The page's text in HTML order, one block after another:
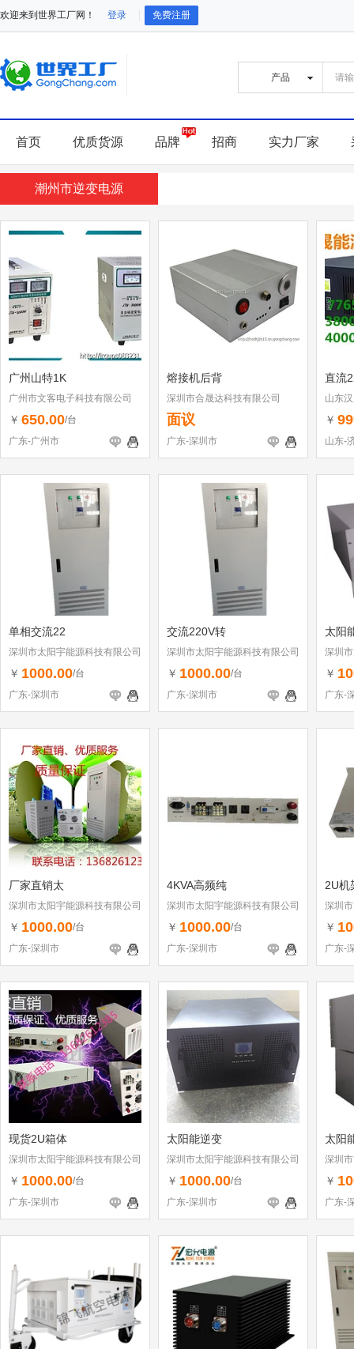
欢迎来到世界工厂网！ 登录 免费注册
首页 优质货源 品牌 招商 实力厂家
潮州市逆变电源
广州山特1K
广州市文客电子科技有限公司
￥ 650.00/台
广东-广州市
熔接机后背
深圳市合晟达科技有限公司
面议
广东-深圳市
直流
山东
￥
山东-
单相交流22
深圳市太阳宇能源科技有限公司
￥ 1000.00/台
广东-深圳市
交流220V转
深圳市太阳宇能源科技有限公司
￥ 1000.00/台
广东-深圳市
太阳
深圳
￥
广东-
厂家直销太
深圳市太阳宇能源科技有限公司
￥ 1000.00/台
广东-深圳市
4KVA高频纯
深圳市太阳宇能源科技有限公司
￥ 1000.00/台
广东-深圳市
2U机
深圳
￥
广东-
现货2U箱体
深圳市太阳宇能源科技有限公司
￥ 1000.00/台
广东-深圳市
太阳能逆变
深圳市太阳宇能源科技有限公司
￥ 1000.00/台
广东-深圳市
太阳
深圳
￥
广东-